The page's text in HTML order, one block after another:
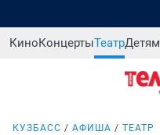
КиноКонцертыТеатрДетям
КУЗБАСС АФИША ТЕАТР